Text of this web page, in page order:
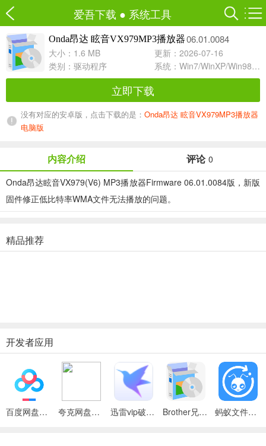
爱吾下载 ● 系统工具
Onda昂达 眩音VX979MP3播放器06.01.0084
大小：1.6 MB
更新：2026-07-16
类别： 驱动程序 系统：Win7/WinXP/Win98/Win8/Win10兼容软件
立即下载
没有对应的安卓版，点击下载的是： Onda昂达 眩音VX979MP3播放器
电脑版
内容介绍 评论 0
Onda昂达眩音VX979(V6) MP3播放器Firmware 06.01.0084版，新版
固件修正低比特率WMA文件无法播放的问题。
精品推荐
开发者应用
百度网盘绿色免安装Pc电脑版 夸克网盘官方正式版 迅雷vip破解版永久会员2024版 Brother兄弟 MFC-8480DN多功能一体机ISIS驱动 蚂蚁文件（数据恢复大师）